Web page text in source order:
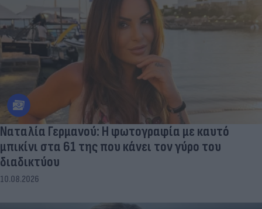
Ναταλία Γερμανού: Η φωτογραφία με καυτό
μπικίνι στα 61 της που κάνει τον γύρο του
διαδικτύου
10.08.2026